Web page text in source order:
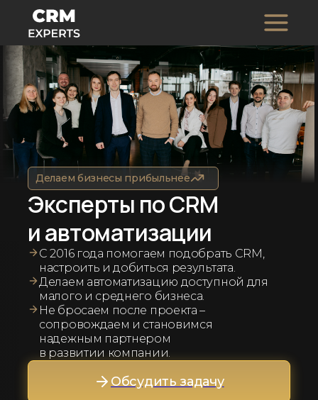
Делаем бизнесы прибыльнее
Эксперты по CRM
и автоматизации
С 2016 года помогаем подобрать CRM,
настроить и добиться результата.
Делаем автоматизацию доступной для
малого и среднего бизнеса.
Не бросаем после проекта –
сопровождаем и становимся
надежным партнером
в развитии компании.
Обсудить задачу